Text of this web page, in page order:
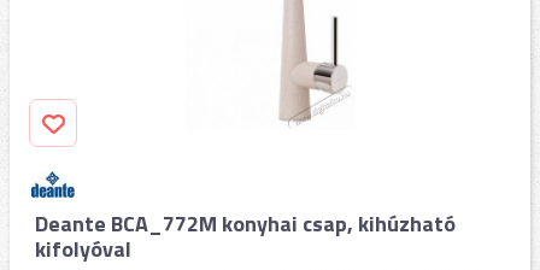
Deante BCA_772M konyhai csap, kihúzható
kifolyóval